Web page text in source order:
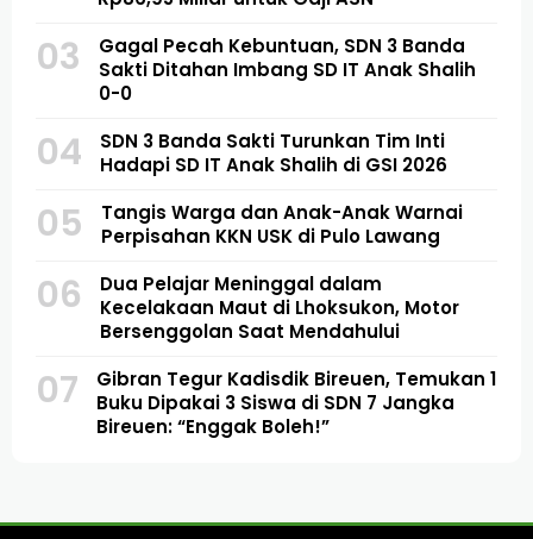
03
Gagal Pecah Kebuntuan, SDN 3 Banda
Sakti Ditahan Imbang SD IT Anak Shalih
0-0
04
SDN 3 Banda Sakti Turunkan Tim Inti
Hadapi SD IT Anak Shalih di GSI 2026
05
Tangis Warga dan Anak-Anak Warnai
Perpisahan KKN USK di Pulo Lawang
06
Dua Pelajar Meninggal dalam
Kecelakaan Maut di Lhoksukon, Motor
Bersenggolan Saat Mendahului
07
Gibran Tegur Kadisdik Bireuen, Temukan 1
Buku Dipakai 3 Siswa di SDN 7 Jangka
Bireuen: “Enggak Boleh!”